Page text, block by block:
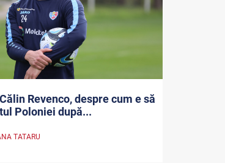
Revenco, despre cum e să
Poloniei după...
TATARU